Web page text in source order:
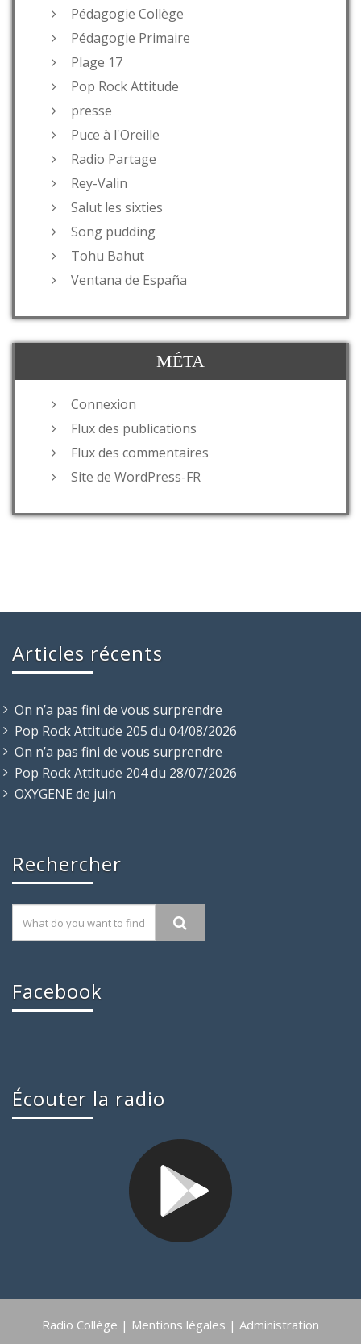
Pédagogie Collège
Pédagogie Primaire
Plage 17
Pop Rock Attitude
presse
Puce à l'Oreille
Radio Partage
Rey-Valin
Salut les sixties
Song pudding
Tohu Bahut
Ventana de España
MÉTA
Connexion
Flux des publications
Flux des commentaires
Site de WordPress-FR
Articles récents
On n’a pas fini de vous surprendre
Pop Rock Attitude 205 du 04/08/2026
On n’a pas fini de vous surprendre
Pop Rock Attitude 204 du 28/07/2026
OXYGENE de juin
Rechercher
Facebook
Écouter la radio
Radio Collège | Mentions légales | Administration